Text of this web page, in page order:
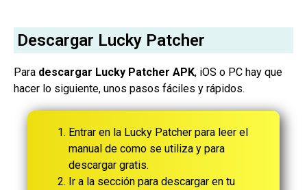
Descargar Lucky Patcher
Para descargar Lucky Patcher APK, iOS o PC hay que
hacer lo siguiente, unos pasos fáciles y rápidos.
Entrar en la Lucky Patcher para leer el
manual de como se utiliza y para
descargar gratis.
Ir a la sección para descargar en tu